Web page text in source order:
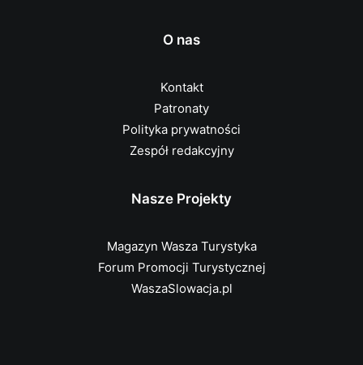
O nas
Kontakt
Patronaty
Polityka prywatności
Zespół redakcyjny
Nasze Projekty
Magazyn Wasza Turystyka
Forum Promocji Turystycznej
WaszaSlowacja.pl